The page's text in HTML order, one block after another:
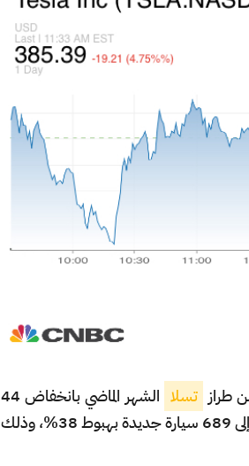
تسلا
الشهر الماضي بانخفاض 44
بالمئة عن يناير كانون الثاني 2024، بينما تراجعت التسجيلات في النرويج إلى 689 سيارة جديدة بهبوط 38%، وذلك